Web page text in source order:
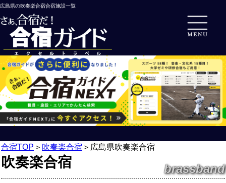
広島県の吹奏楽合宿合宿施設一覧
合宿TOP ＞ 吹奏楽合宿 ＞ 広島県吹奏楽合宿
吹奏楽合宿 brassband